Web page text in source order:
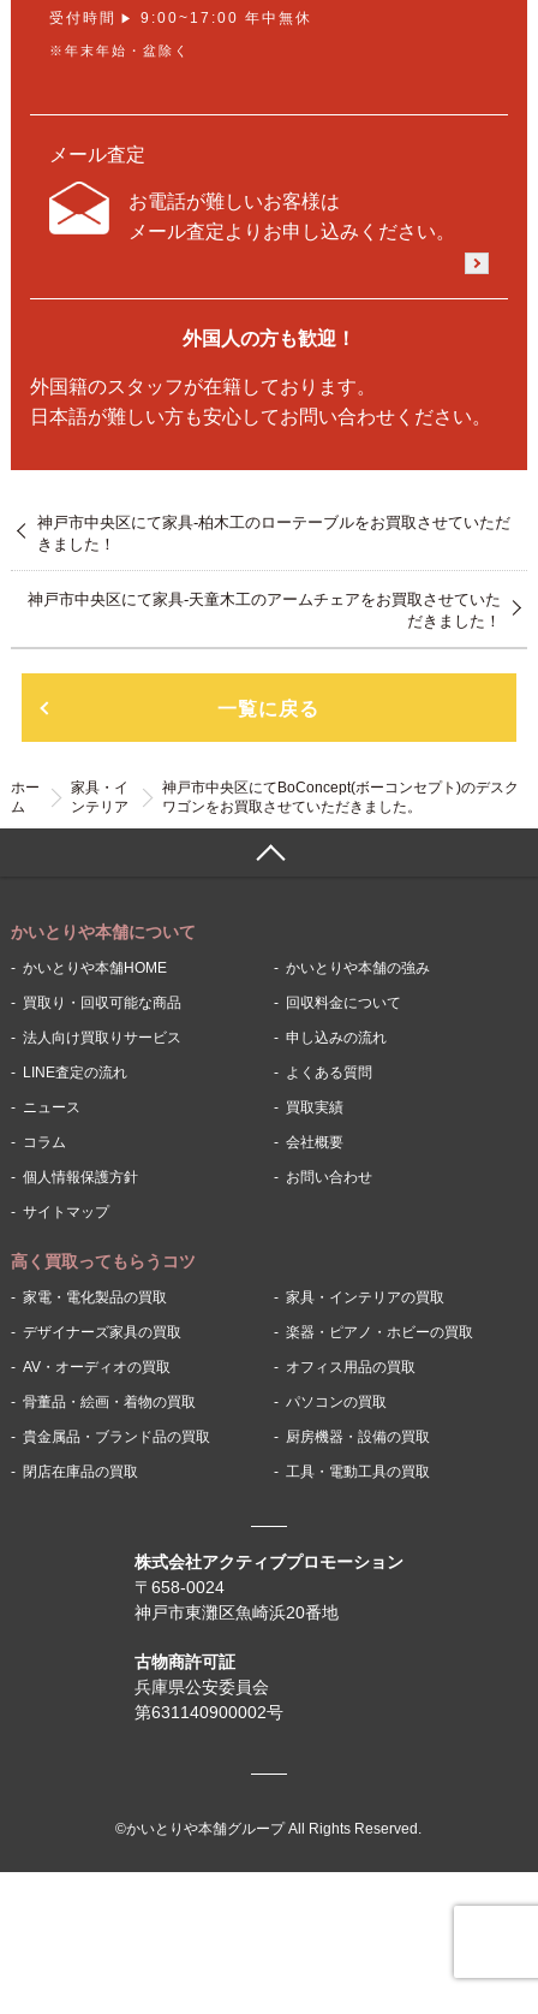
受付時間 ▶ 9:00~17:00 年中無休
※年末年始・盆除く
メール査定
お電話が難しいお客様は
メール査定よりお申し込みください。
外国人の方も歓迎！
外国籍のスタッフが在籍しております。
日本語が難しい方も安心してお問い合わせください。
神戸市中央区にて家具-柏木工のローテーブルをお買取させていただ
きました！
神戸市中央区にて家具-天童木工のアームチェアをお買取させていた
だきました！
一覧に戻る
ホー
ム
家具・イ
ンテリア
神戸市中央区にてBoConcept(ボーコンセプト)のデスク
ワゴンをお買取させていただきました。
株式会社アクティブプロモーション
〒658-0024
神戸市東灘区魚崎浜20番地
古物商許可証
兵庫県公安委員会
第631140900002号
かいとりや本舗について
かいとりや本舗HOME かいとりや本舗の強み
買取り・回収可能な商品 回収料金について
法人向け買取りサービス 申し込みの流れ
LINE査定の流れ よくある質問
ニュース 買取実績
コラム 会社概要
個人情報保護方針 お問い合わせ
サイトマップ
高く買取ってもらうコツ
家電・電化製品の買取 家具・インテリアの買取
デザイナーズ家具の買取 楽器・ピアノ・ホビーの買取
AV・オーディオの買取 オフィス用品の買取
骨董品・絵画・着物の買取 パソコンの買取
貴金属品・ブランド品の買取 厨房機器・設備の買取
閉店在庫品の買取 工具・電動工具の買取
©かいとりや本舗グループ All Rights Reserved.